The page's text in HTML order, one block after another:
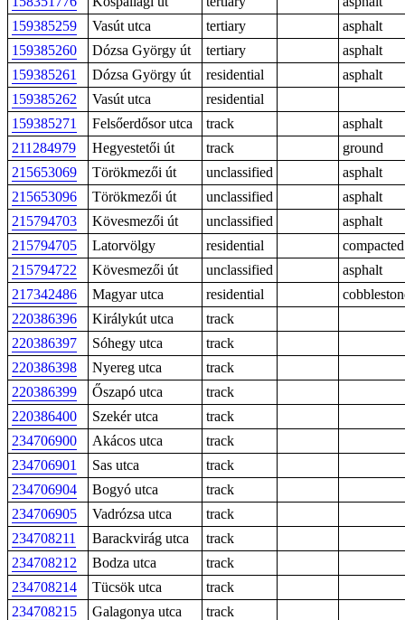
159385259
Vasút utca tertiary
asphalt
159385260
Dózsa György út tertiary
asphalt
159385261
Dózsa György út residential
asphalt
159385262
Vasút utca
residential
159385271
Felsőerdősor utca track
asphalt
211284979
Hegyestetői út track
ground
215653069
Törökmezői út unclassified
asphalt
215653096
Törökmezői út unclassified
asphalt
215794703
Kövesmezői út unclassified
asphalt
215794705
Latorvölgy residential
compacted
215794722
Kövesmezői út unclassified
asphalt
217342486
Magyar utca residential
220386396
Királykút utca
track
220386397
Sóhegy utca
track
220386398
Nyereg utca
track
220386399
Őszapó utca
track
220386400
Szekér utca
track
234706900
Akácos utca
track
234706901
Sas utca
track
234706904
Bogyó utca
track
234706905
Vadrózsa utca
track
234708211
Barackvirág utca
track
234708212
Bodza utca
track
234708214
Tücsök utca
track
234708215
Galagonya utca
track